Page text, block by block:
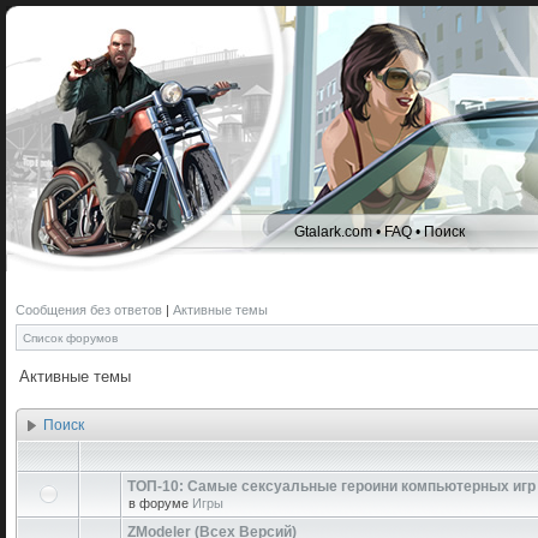
Gtalark.com •FAQ•Поиск
Сообщения без ответов | Активные темы
Список форумов
Активные темы
Поиск
ТОП-10: Самые сексуальные героини компьютерных игр
в форуме Игры
ZModeler (Всех Версий)